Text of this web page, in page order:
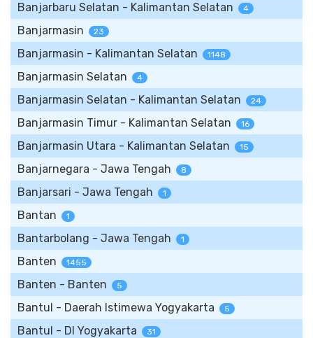
Banjarbaru Selatan - Kalimantan Selatan 4
Banjarmasin 23
Banjarmasin - Kalimantan Selatan 1148
Banjarmasin Selatan 4
Banjarmasin Selatan - Kalimantan Selatan 24
Banjarmasin Timur - Kalimantan Selatan 16
Banjarmasin Utara - Kalimantan Selatan 15
Banjarnegara - Jawa Tengah 8
Banjarsari - Jawa Tengah 1
Bantan 1
Bantarbolang - Jawa Tengah 1
Banten 1455
Banten - Banten 5
Bantul - Daerah Istimewa Yogyakarta 5
Bantul - DI Yogyakarta 31